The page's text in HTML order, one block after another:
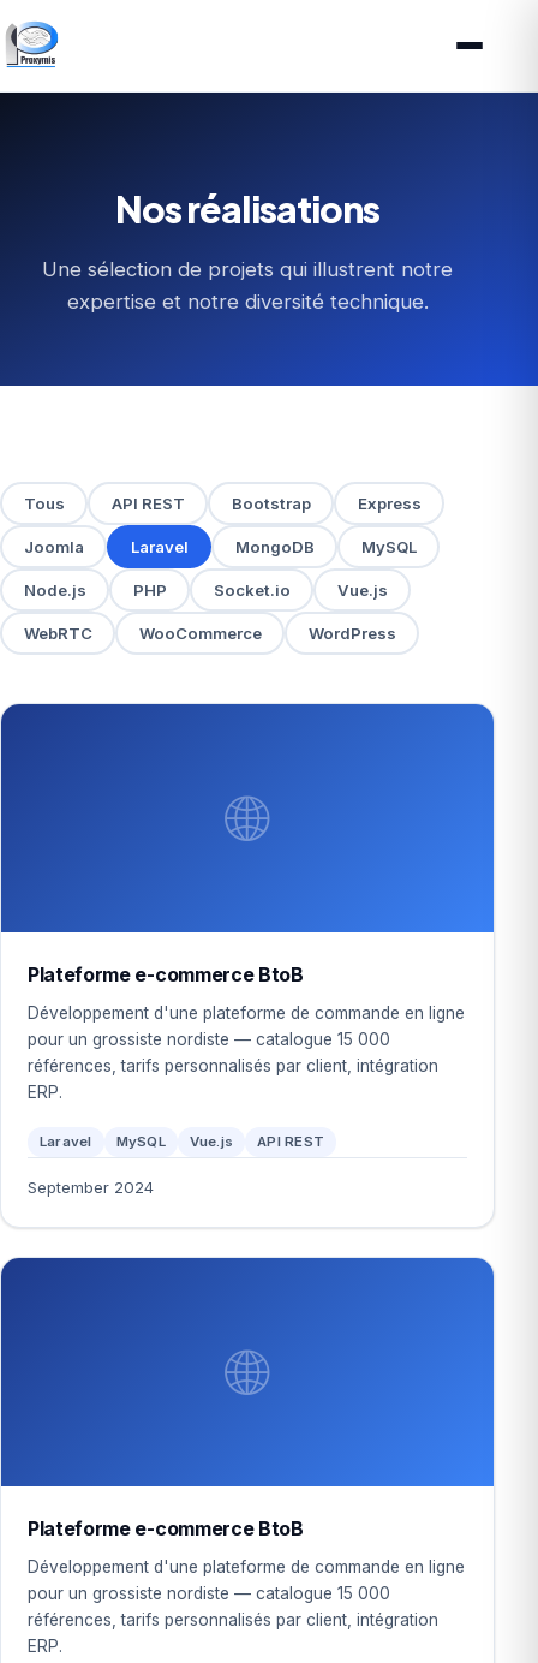
Nos réalisations
Une sélection de projets qui illustrent notre
expertise et notre diversité technique.
Tous API REST Bootstrap Express
Joomla Laravel MongoDB MySQL
Node.js PHP Socket.io Vue.js
WebRTC WooCommerce WordPress
🌐
Plateforme e-commerce BtoB
Développement d'une plateforme de commande en ligne
pour un grossiste nordiste — catalogue 15 000
références, tarifs personnalisés par client, intégration
ERP.
Laravel MySQL Vue.js API REST
September 2024
🌐
Plateforme e-commerce BtoB
Développement d'une plateforme de commande en ligne
pour un grossiste nordiste — catalogue 15 000
références, tarifs personnalisés par client, intégration
ERP.